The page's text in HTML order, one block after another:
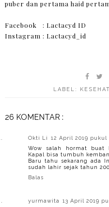
puber dan pertama haid
Facebook : Lactacyd ID
Instagram : Lactacyd_id
LABEL:
26 KOMENTAR :
Okti Li
12 April 2019 pukul
Wow salah hormat buat
Kapal bisa tumbuh
Baru tahu sekarang ada
sudah lahir sejak tahun
Balas
yurmawita 13 April 2019